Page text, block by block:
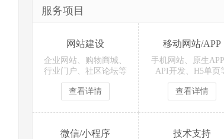
服务项目
网站建设
企业网站、购物商城、
行业门户、社区论坛等
查看详情
移动网站/APP
手机网站、原生
API开发、H5单页
查看详情
微信/小程序 技术支持